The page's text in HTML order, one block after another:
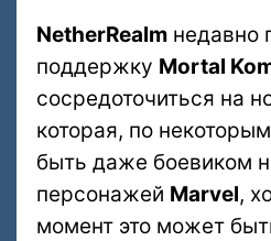
NetherRealm недавно
поддержку Mortal
сосредоточиться на
которая, по
быть даже боевиком
персонажей Marvel,
момент это может